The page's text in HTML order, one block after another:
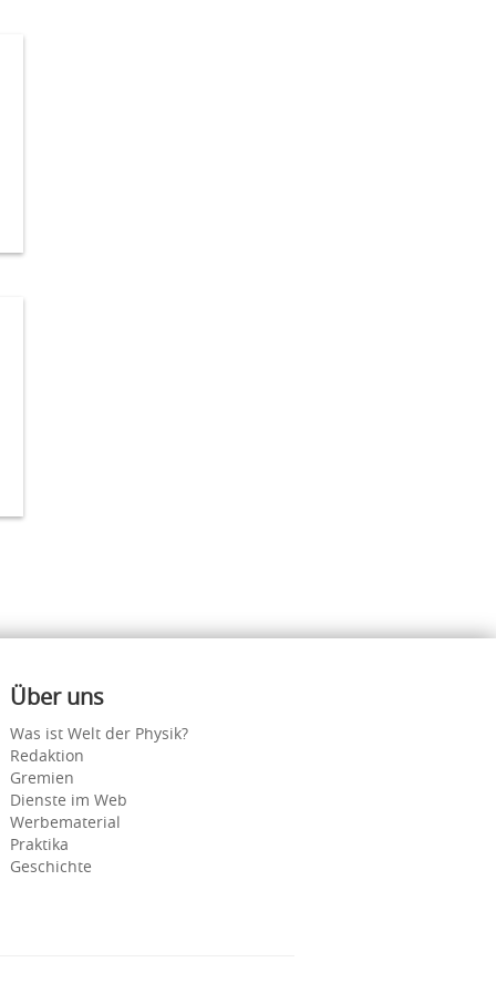
Über uns
Was ist Welt der Physik?
Redaktion
Gremien
Dienste im Web
Werbematerial
Praktika
Geschichte